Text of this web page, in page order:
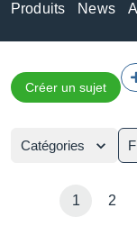
Produits
News
Créer un sujet
Catégories
1 2